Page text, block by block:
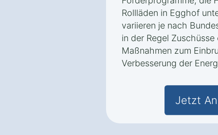
Rollläden in Egghof
variieren je nach
in der Regel
Maßnahmen zum
Verbesserung der
Jetzt